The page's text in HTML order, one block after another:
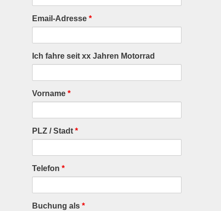
Email-Adresse *
Ich fahre seit xx Jahren Motorrad
Vorname *
PLZ / Stadt *
Telefon *
Buchung als *